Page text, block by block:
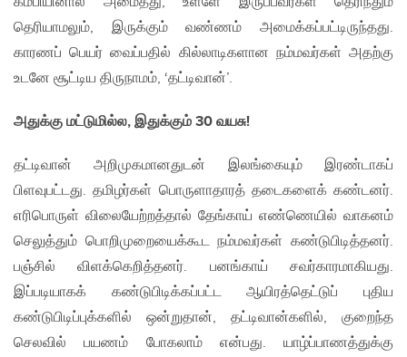
தெரியாமலும், இருக்கும் வண்ணம் அமைக்கப்பட்டிருந்தது.
காரணப் பெயர் வைப்பதில் கில்லாடிகளான நம்மவர்கள் அதற்கு
உடனே சூட்டிய திருநாமம், ‘தட்டிவான்’.
அதுக்கு மட்டுமில்ல, இதுக்கும் 30 வயசு!
தட்டிவான் அறிமுகமானதுடன் இலங்கையும் இரண்டாகப்
பிளவுபட்டது. தமிழர்கள் பொருளாதாரத் தடைகளைக் கண்டனர்.
எரிபொருள் விலையேற்றத்தால் தேங்காய் எண்ணெயில் வாகனம்
செலுத்தும் பொறிமுறையைக்கூட நம்மவர்கள் கண்டுபிடித்தனர்.
பஞ்சில் விளக்கெறித்தனர். பனங்காய் சவர்காரமாகியது.
இப்படியாகக் கண்டுபிடிக்கப்பட்ட ஆயிரத்தெட்டுப் புதிய
கண்டுபிடிப்புக்களில் ஒன்றுதான், தட்டிவான்களில், குறைந்த
செலவில் பயணம் போகலாம் என்பது. யாழ்ப்பாணத்துக்கு